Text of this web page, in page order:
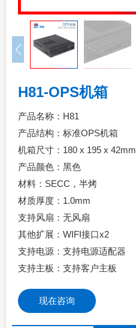
H81-OPS机箱
产品名称：H81
产品结构：标准OPS机箱
机箱尺寸：180 x 195 x 42mm
产品颜色：黑色
材料：SECC，半烤
材质厚度：1.0mm
支持风扇：无风扇
其他扩展：WIFI接口x2
支持电源：支持电源适配器
支持主板：支持客户主板
现在咨询